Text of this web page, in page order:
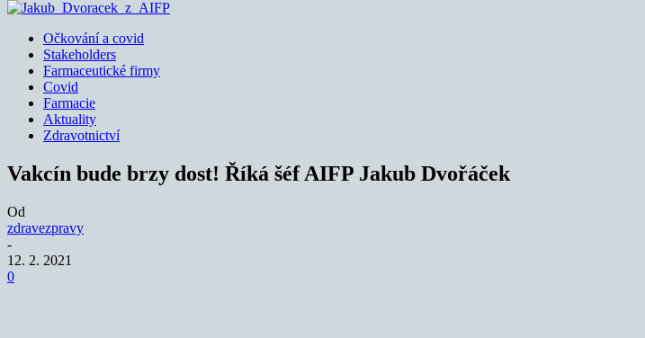
Očkování a covid
Stakeholders
Farmaceutické firmy
Covid
Farmacie
Aktuality
Zdravotnictví
Vakcín bude brzy dost! Říká šéf AIFP Jakub Dvořáček
Od
zdravezpravy
-
12. 2. 2021
0